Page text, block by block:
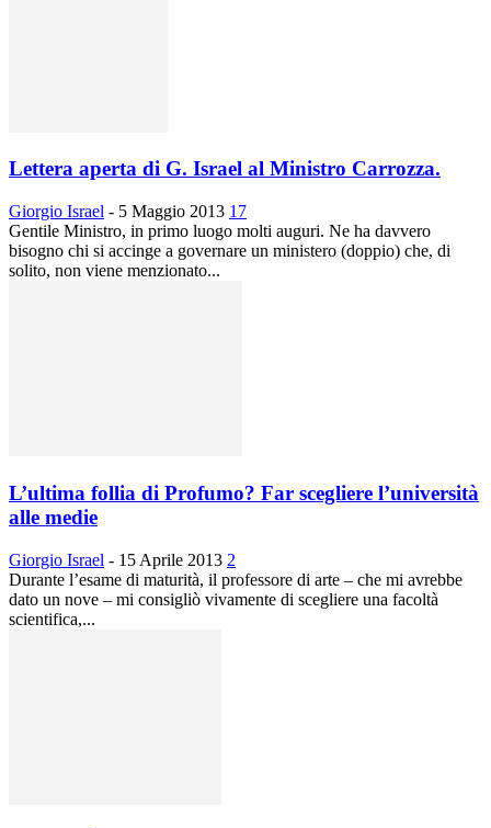
Lettera aperta di G. Israel al Ministro Carrozza.
Giorgio Israel - 5 Maggio 2013 17
Gentile Ministro, in primo luogo molti auguri. Ne ha davvero
bisogno chi si accinge a governare un ministero (doppio) che, di
solito, non viene menzionato...
L’ultima follia di Profumo? Far scegliere l’università
alle medie
Giorgio Israel - 15 Aprile 2013 2
Durante l’esame di maturità, il professore di arte – che mi avrebbe
dato un nove – mi consigliò vivamente di scegliere una facoltà
scientifica,...